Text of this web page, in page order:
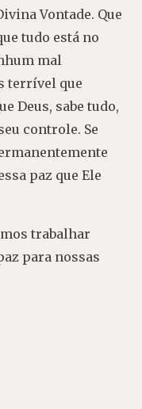
Vontade. Que
tudo está no
mal
terrível que
Deus, sabe tudo,
controle. Se
paz que Ele
trabalhar
para nossas